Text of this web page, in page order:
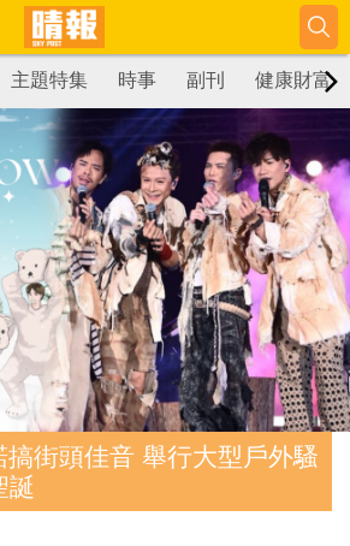
主題特集 時事 副刊 健康財富
搞街頭佳音 舉行大型戶外騷
誕